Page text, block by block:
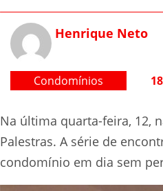
Henrique Neto
Condomínios
Na última quarta-feira, 12,
Palestras. A série de
condomínio em dia sem